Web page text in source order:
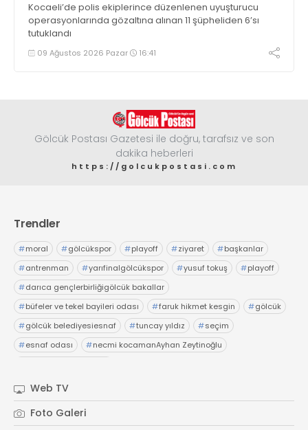
Kocaeli’de polis ekiplerince düzenlenen uyuşturucu
operasyonlarında gözaltına alınan 11 şüpheliden 6’sı
tutuklandı
09 Ağustos 2026 Pazar 16:41
Gölcük Postası Gazetesi ile doğru, tarafsız ve son
dakika heberleri
https://golcukpostasi.com
Trendler
#moral #gölcükspor #playoff #ziyaret #başkanlar
#antrenman #yarıfinalgölcükspor #yusuf tokuş #playoff
#darıca gençlerbirliğigölcük bakallar
#büfeler ve tekel bayileri odası #faruk hikmet kesgin #gölcük
#gölcük belediyesiesnaf #tuncay yıldız #seçim
#esnaf odası #necmi kocamanAyhan Zeytinoğlu
Web TV
Foto Galeri